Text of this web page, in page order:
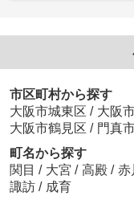
市区町村から探す
大阪市城東区 / 大阪
大阪市鶴見区 / 門真
町名から探す
関目 / 大宮 / 高殿 / 赤
諏訪 / 成育